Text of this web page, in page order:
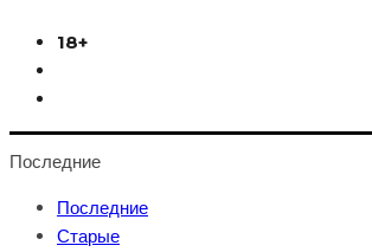
18+
Последние
Последние
Старые